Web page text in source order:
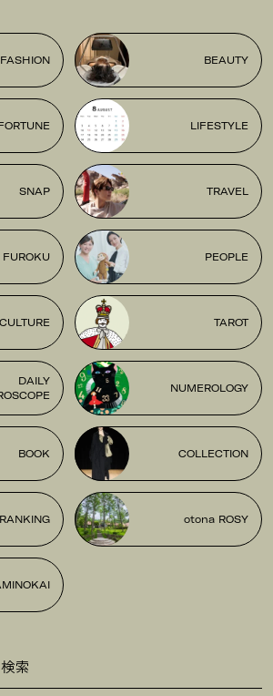
FASHION BEAUTY
LIFESTYLE
SNAP TRAVEL
FUROKU PEOPLE
CULTURE TAROT
DAILY
NUMEROLOGY
BOOK COLLECTION
RANKING otona ROSY